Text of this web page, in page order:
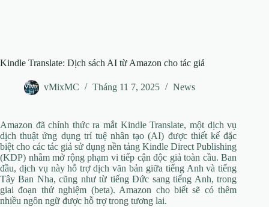
Kindle Translate: Dịch sách AI từ Amazon cho tác giả
vMixMC Tháng 11 7, 2025 News
Amazon đã chính thức ra mắt Kindle Translate, một dịch vụ
dịch thuật ứng dụng trí tuệ nhân tạo (AI) được thiết kế đặc
biệt cho các tác giả sử dụng nền tảng Kindle Direct Publishing
(KDP) nhằm mở rộng phạm vi tiếp cận độc giả toàn cầu. Ban
đầu, dịch vụ này hỗ trợ dịch văn bản giữa tiếng Anh và tiếng
Tây Ban Nha, cũng như từ tiếng Đức sang tiếng Anh, trong
giai đoạn thử nghiệm (beta). Amazon cho biết sẽ có thêm
nhiều ngôn ngữ được hỗ trợ trong tương lai.